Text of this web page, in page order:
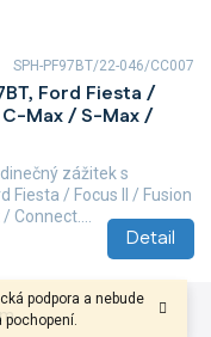
podpora a nebude
Ford Fiesta /
Max / S-Max /
Detail
zážitek s
Fiesta / Focus II / Fusion
Connect....
SPH-PF97BT/22-046/CC007